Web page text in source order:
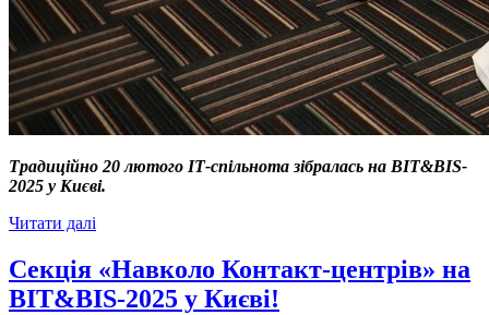
Традиційно 20 лютого ІТ-спільнота зібралась на BIT&BIS-
2025 у Києві.
Читати далі
Cекція «Навколо Контакт-центрів» на
BIT&BIS-2025 у Києві!